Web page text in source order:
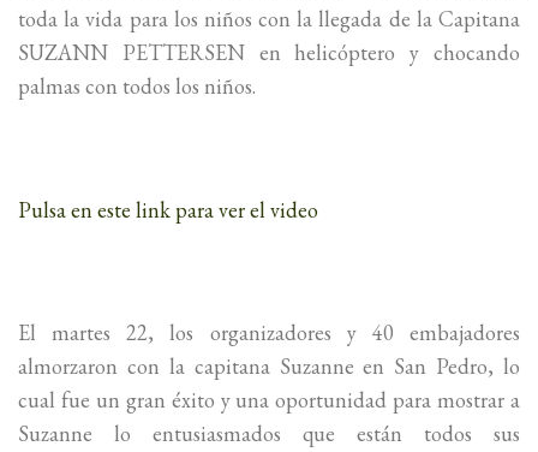
toda la vida para los niños con la llegada de la Capitana
SUZANN PETTERSEN en helicóptero y chocando
palmas con todos los niños.
Pulsa en este link para ver el video
El martes 22, los organizadores y 40 embajadores
almorzaron con la capitana Suzanne en San Pedro, lo
cual fue un gran éxito y una oportunidad para mostrar a
Suzanne lo entusiasmados que están todos sus